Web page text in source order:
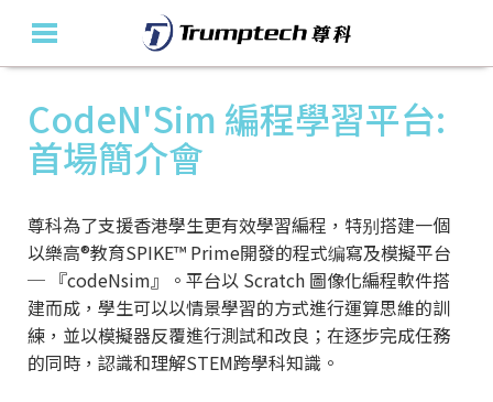
CodeN'Sim 編程學習平台:
首場簡介會
尊科為了支援香港學生更有效學習編程，特别搭建一個
以樂高®教育SPIKE™️ Prime開發的程式编寫及模擬平台
─ 『codeNsim』。平台以 Scratch 圖像化編程軟件搭
建而成，學生可以以情景學習的方式進行運算思維的訓
練，並以模擬器反覆進行測試和改良；在逐步完成任務
的同時，認識和理解STEM跨學科知識。
主頁
教育產品及方案
活動花絮
最新消息
聯絡我們